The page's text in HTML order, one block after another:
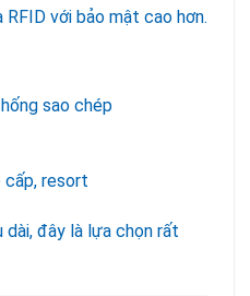
RFID với bảo mật cao hơn.
sao chép
cấp, resort
đây là lựa chọn rất